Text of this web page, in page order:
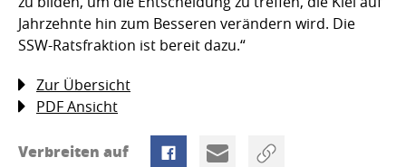
Jahrzehnte hin zum Besseren verändern wird. Die
SSW-Ratsfraktion ist bereit dazu.“
Zur Übersicht
PDF Ansicht
Verbreiten auf